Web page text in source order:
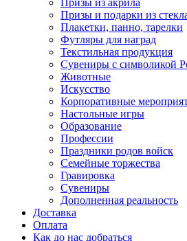
Призы из акрила
Призы и подарки из
Плакетки, панно, тарелки
Футляры для наград
Текстильная продукция
Сувениры с символикой
Животные
Искусство
Корпоративные
Настольные игры
Образование
Профессии
Праздники родов войск
Семейные торжества
Гравировка
Сувениры
Дополненная реальность
Доставка
Оплата
Как до нас добраться